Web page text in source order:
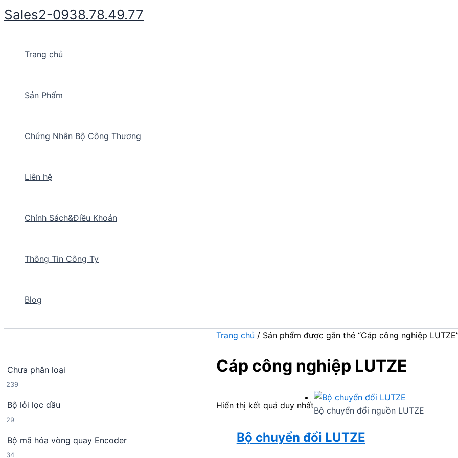
Nhảy
tới
Sales2-0938.78.49.77
Trang chủ
Sản Phẩm
Chứng Nhân Bộ Công Thương
Liên hệ
Chính Sách&Điều Khoản
Thông Tin Công Ty
Blog
Chưa phân loại
2392
9
n
Bộ lỏi lọc dầu
292
s
ả
Bộ mã hóa vòng quay Encoder
34
Trang chủ / Sản phẩm được gắn thẻ “Cáp công nghiệp
Cáp công nghiệp LUTZE
Hiển thị kết quả duy nhấtBộ chuyển đổi nguồn LUTZE
Bộ chuyển đổi LUTZE